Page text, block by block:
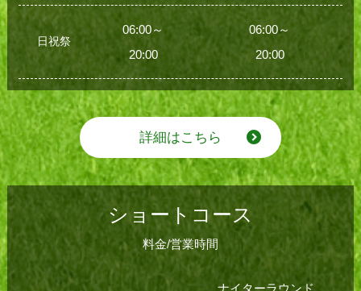
日祝祭
06:00～
20:00
06:00～
20:00
詳細はこちら
ショートコース
料金/営業時間
ナイターラウンド